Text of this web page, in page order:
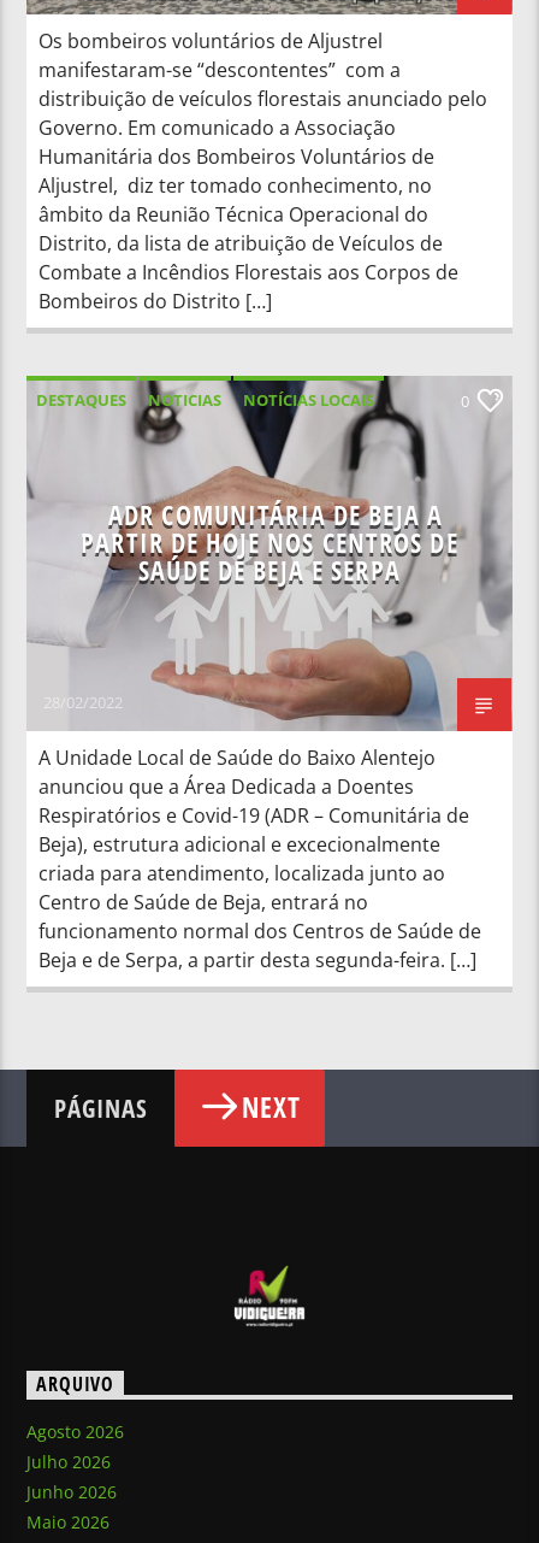
Os bombeiros voluntários de Aljustrel
manifestaram-se “descontentes” com a
distribuição de veículos florestais anunciado pelo
Governo. Em comunicado a Associação
Humanitária dos Bombeiros Voluntários de
Aljustrel, diz ter tomado conhecimento, no
âmbito da Reunião Técnica Operacional do
Distrito, da lista de atribuição de Veículos de
Combate a Incêndios Florestais aos Corpos de
Bombeiros do Distrito […]
DESTAQUES NOTICIAS
NOTÍCIAS LOCAIS
NOTÍCIAS NACIONAIS
0
ADR COMUNITÁRIA DE BEJA A
PARTIR DE HOJE NOS CENTROS DE
SAÚDE DE BEJA E SERPA
28/02/2022
A Unidade Local de Saúde do Baixo Alentejo
anunciou que a Área Dedicada a Doentes
Respiratórios e Covid-19 (ADR – Comunitária de
Beja), estrutura adicional e excecionalmente
criada para atendimento, localizada junto ao
Centro de Saúde de Beja, entrará no
funcionamento normal dos Centros de Saúde de
Beja e de Serpa, a partir desta segunda-feira. […]
PÁGINAS NEXT
ARQUIVO
Agosto 2026
Julho 2026
Junho 2026
Maio 2026